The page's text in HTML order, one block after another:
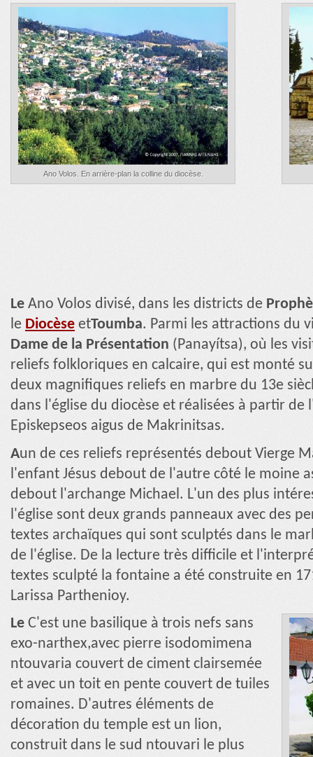
Ano Volos. En arrière-plan la colline du diocèse.
Le Ano Volos divisé, dans les districts de
le Diocèse etToumba. Parmi les attractions du
Dame de la Présentation (Panayítsa), où les
reliefs folkloriques en calcaire, qui est monté
deux magnifiques reliefs en marbre du 13e
dans l'église du diocèse et réalisées à partir
Episkepseos aigus de Makrinitsas.
Aun de ces reliefs représentés debout Vierge
l'enfant Jésus debout de l'autre côté le moine
debout l'archange Michael. L'un des plus
l'église sont deux grands panneaux avec des
textes archaïques qui sont sculptés dans le
de l'église. De la lecture très difficile et
textes sculpté la fontaine a été construite en
Larissa Parthenioy.
Le C'est une basilique à trois nefs sans
exo-narthex,avec pierre isodomimena
ntouvaria couvert de ciment clairsemée
et avec un toit en pente couvert de tuiles
romaines. D'autres éléments de
décoration du temple est un lion,
construit dans le sud ntouvari le plus